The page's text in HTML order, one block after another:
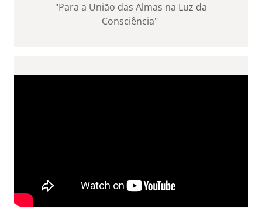
"Para a União das Almas na Luz da
Consciência"